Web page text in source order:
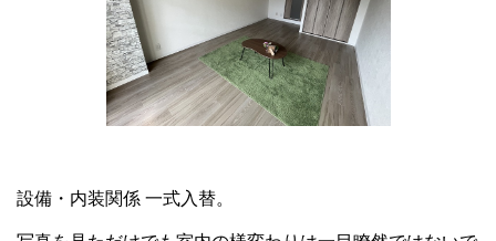
設備・内装関係 一式入替。